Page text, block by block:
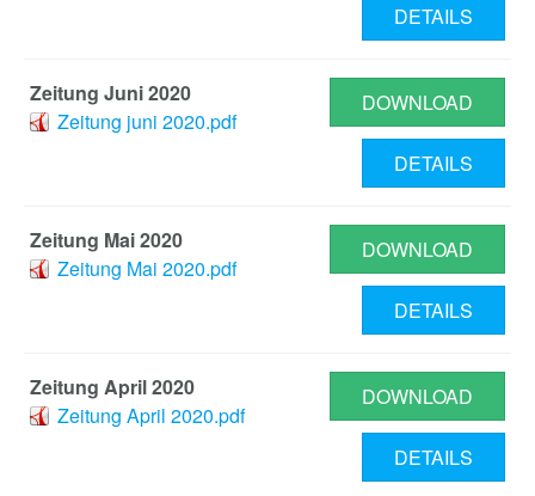
DETAILS
Zeitung Juni 2020
Zeitung juni 2020.pdf
DOWNLOAD
DETAILS
Zeitung Mai 2020
Zeitung Mai 2020.pdf
DOWNLOAD
DETAILS
Zeitung April 2020
Zeitung April 2020.pdf
DOWNLOAD
DETAILS